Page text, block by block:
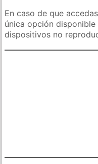
En caso de que
única opción
dispositivos no